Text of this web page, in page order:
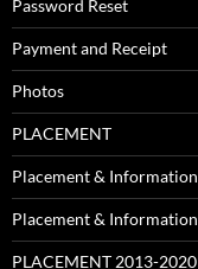
Password Reset
Payment and Receipt
Photos
PLACEMENT
Placement & Information
Placement & Information
PLACEMENT 2013-2020